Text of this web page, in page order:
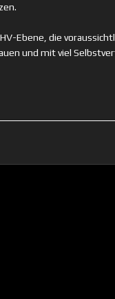
Ebene, die
und mit viel